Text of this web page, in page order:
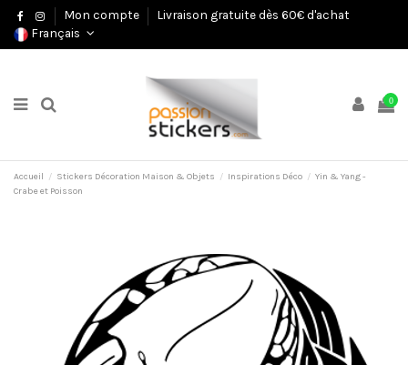
Mon compte
Livraison gratuite dès 60€ d'achat
Français
0
Accueil Stickers Décoration Maison & Objets Inspirations Déco
Yin & Yang -
Crabe et Poisson